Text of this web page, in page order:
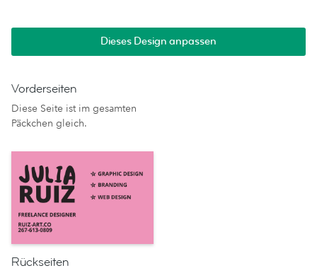
Dieses Design anpassen
Vorderseiten
Diese Seite ist im gesamten
Päckchen gleich.
Rückseiten